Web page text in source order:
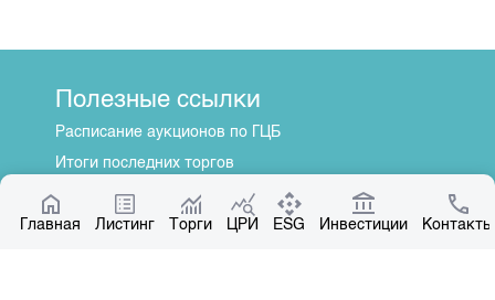
Главная Листинг Торги ЦРИ ESG Инвестиции Контакты
Полезные ссылки
Расписание аукционов по ГЦБ
Итоги последних торгов
Котировки по ЦБ
Центр раскрытия информации